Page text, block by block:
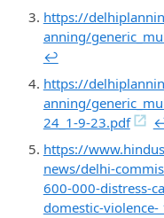
https://
anning/
↩︎
https://
anning/
24_1-9-23.pdf
https://
news/delhi-
600-000-distress-
domestic-